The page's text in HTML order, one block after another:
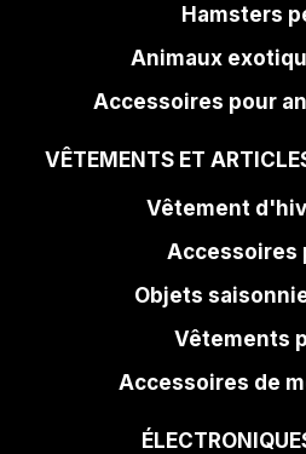
Hamsters
Animaux
Accessoires pour
VÊTEMENTS ET
Vêtement
Accessoires
Objets
Vêtements
Accessoires de